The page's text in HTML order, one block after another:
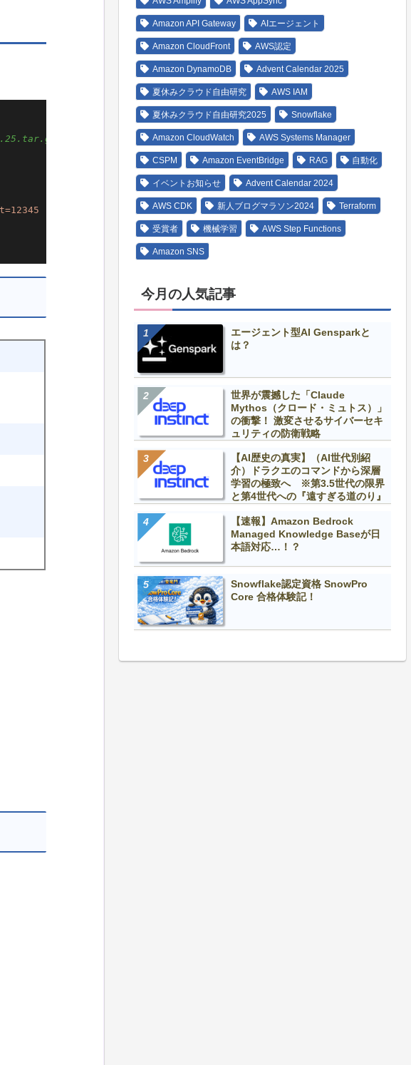
-Dcom.sun.management.jmxremote.authenticate=false -
Amazon API Gateway AIエージェント
Amazon CloudFront AWS認定
Amazon DynamoDB Advent Calendar 2025
夏休みクラウド自由研究 AWS IAM
夏休みクラウド自由研究2025 Snowflake
Amazon CloudWatch AWS Systems Manager
CSPM Amazon EventBridge RAG 自動化
イベントお知らせ Advent Calendar 2024
AWS CDK 新人ブログマラソン2024 Terraform
受賞者 機械学習 AWS Step Functions
Amazon SNS
今月の人気記事
エージェント型AI Gensparkと
は？
世界が震撼した「Claude
Mythos（クロード・ミュトス）」
の衝撃！ 激変させるサイバーセキ
ュリティの防衛戦略
【AI歴史の真実】（AI世代別紹
介）ドラクエのコマンドから深層
学習の極致へ ※第3.5世代の限界
と第4世代への『遠すぎる道のり』
【速報】Amazon Bedrock
Managed Knowledge Baseが日
本語対応…！？
Snowflake認定資格 SnowPro
Core 合格体験記！